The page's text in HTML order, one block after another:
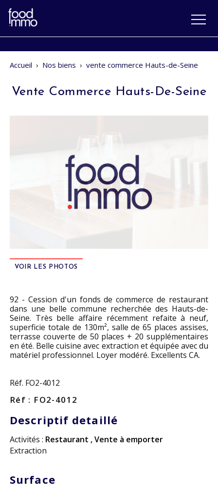
Accueil › Nos biens › vente commerce Hauts-de-Seine
Vente Commerce Hauts-De-Seine
VOIR LES PHOTOS
92 - Cession d'un fonds de commerce de restaurant
dans une belle commune recherchée des Hauts-de-
Seine. Très belle affaire récemment refaite à neuf,
superficie totale de 130m², salle de 65 places assises,
terrasse couverte de 50 places + 20 supplémentaires
en été. Belle cuisine avec extraction et équipée avec du
matériel professionnel. Loyer modéré. Excellents CA.
Réf. FO2-4012
Réf : FO2-4012
Descriptif detaillé
Activités : Restaurant ,Vente à emporter
Extraction
Surface